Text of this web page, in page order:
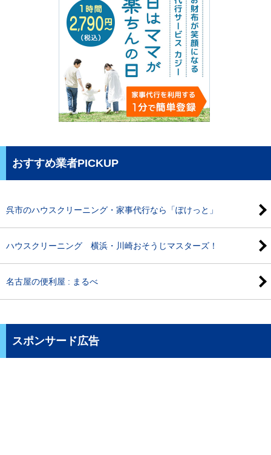
おすすめ業者PICKUP
呉市のハウスクリーニング・家事代行なら「ぽけっと」
ハウスクリーニング 横浜・川崎おそうじマスターズ！
名古屋の便利屋 : まるべ
スポンサード広告